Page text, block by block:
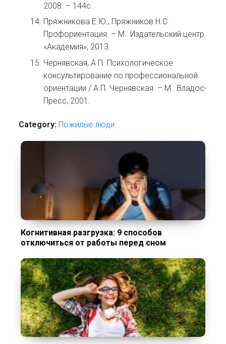
2008. – 144с.
Пряжникова Е.Ю., Пряжников Н.С.
Профориентация. – М.: Издательский центр
«Академия», 2013.
Чернявская, А.П. Психологическое
консультирование по профессиональной
ориентации / А.П. Чернявская. – М.: Владос-
Пресс, 2001.
Category: Пожилые люди
Когнитивная разгрузка: 9 способов
отключиться от работы перед сном